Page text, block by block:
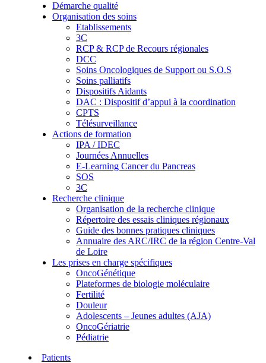
Démarche qualité
Organisation des soins
Etablissements
3C
RCP & RCP de Recours régionales
DCC
Soins Oncologiques de Support ou S.O.S
Soins palliatifs
Dispositifs Aidants
DAC : Dispositif d’appui à la coordination
CPTS
Télésurveillance
Actions de formation
IPA / IDEC
Journées Annuelles
E-Learning Cancer du Pancreas
SOS
3C
Recherche clinique
Organisation de la recherche clinique
Répertoire des essais cliniques régionaux
Guide des bonnes pratiques cliniques
Annuaire des ARC/IRC de la région Centre-Val
de Loire
Les prises en charge spécifiques
OncoGénétique
Plateformes de biologie moléculaire
Fertilité
Douleur
Adolescents – Jeunes adultes (AJA)
OncoGériatrie
Pédiatrie
Patients